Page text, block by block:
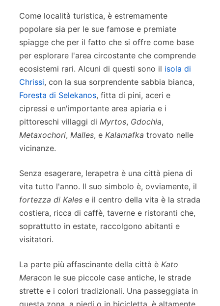
Come località turistica, è estremamente
popolare sia per le sue famose e premiate
spiagge che per il fatto che si offre come base
per esplorare l'area circostante che comprende
ecosistemi rari. Alcuni di questi sono il isola di
Chrissi, con la sua sorprendente sabbia bianca,
Foresta di Selekanos, fitta di pini, aceri e
cipressi e un'importante area apiaria e i
pittoreschi villaggi di Myrtos, Gdochia,
Metaxochori, Malles, e Kalamafka trovato nelle
vicinanze.
Senza esagerare, Ierapetra è una città piena di
vita tutto l'anno. Il suo simbolo è, ovviamente, il
fortezza di Kales e il centro della vita è la strada
costiera, ricca di caffè, taverne e ristoranti che,
soprattutto in estate, raccolgono abitanti e
visitatori.
La parte più affascinante della città è Kato
Meracon le sue piccole case antiche, le strade
strette e i colori tradizionali. Una passeggiata in
questa zona, a piedi o in bicicletta, è altamente